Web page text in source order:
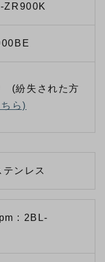
ZR900K
(紛失された方
ちら)
テンレス
: 2BL-